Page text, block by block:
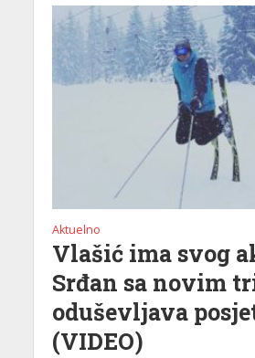
Aktuelno
Vlašić ima svog
Srđan sa novim
oduševljava
(VIDEO)